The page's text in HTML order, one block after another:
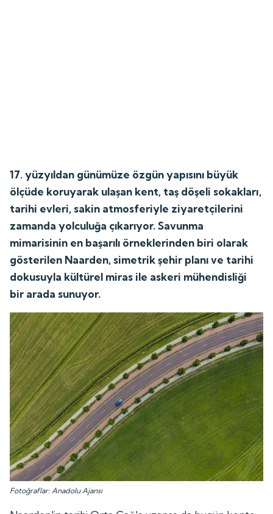
17. yüzyıldan günümüze özgün yapısını büyük
ölçüde koruyarak ulaşan kent, taş döşeli sokakları,
tarihi evleri, sakin atmosferiyle ziyaretçilerini
zamanda yolculuğa çıkarıyor. Savunma
mimarisinin en başarılı örneklerinden biri olarak
gösterilen Naarden, simetrik şehir planı ve tarihi
dokusuyla kültürel miras ile askeri mühendisliği
bir arada sunuyor.
Fotoğraflar: Anadolu Ajansı